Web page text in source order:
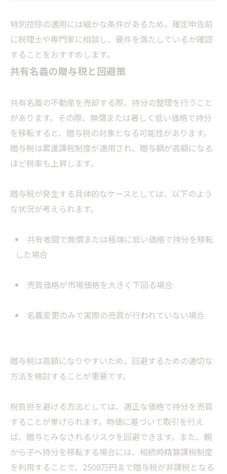
特別控除の適用には細かな条件があるため、確定申告前
に税理士や専門家に相談し、要件を満たしているか確認
することをおすすめします。
共有名義の贈与税と回避策
共有名義の不動産を売却する際、持分の整理を行うこと
があります。その際、無償または著しく低い価格で持分
を移転すると、贈与税の対象となる可能性があります。
贈与税は累進課税制度が適用され、贈与額が高額になる
ほど税率も上昇します。
贈与税が発生する具体的なケースとしては、以下のよう
な状況が考えられます。
共有者間で無償または極端に低い価格で持分を移転
した場合
売買価格が市場価格を大きく下回る場合
名義変更のみで実際の売買が行われていない場合
贈与税は高額になりやすいため、回避するための適切な
方法を検討することが重要です。
税負担を避ける方法としては、適正な価格で持分を売買
することが挙げられます。時価に基づいて取引を行え
ば、贈与とみなされるリスクを回避できます。また、親
から子へ持分を移転する場合には、相続時精算課税制度
を利用することで、2500万円まで贈与税が非課税となる